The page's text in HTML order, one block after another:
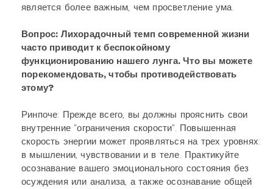
является более важным, чем просветление ума.
Вопрос: Лихорадочный темп современной жизни
часто приводит к беспокойному
функционированию нашего лунга. Что вы можете
порекомендовать, чтобы противодействовать
этому?
Ринпоче: Прежде всего, вы должны прояснить свои
внутренние "ограничения скорости". Повышенная
скорость энергии может проявляться на трех уровнях:
в мышлении, чувствовании и в теле. Практикуйте
осознавание вашего эмоционального состояния без
осуждения или анализа, а также осознавание общей